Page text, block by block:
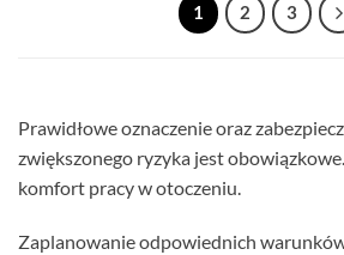
1 2 3
Prawidłowe oznaczenie oraz
zwiększonego ryzyka jest
komfort pracy w otoczeniu.
Zaplanowanie odpowiednich